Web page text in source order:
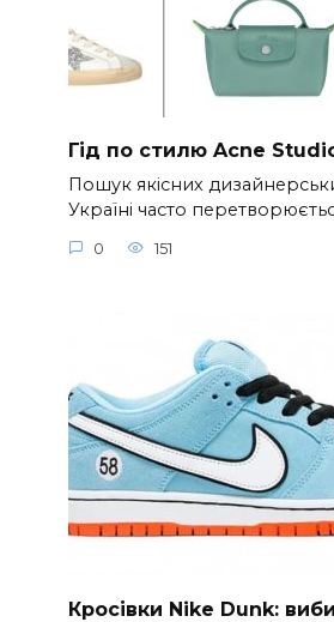
Гід по стилю Acne
Пошук якісних
Україні часто
0 151
Кросівки Nike Dunk: